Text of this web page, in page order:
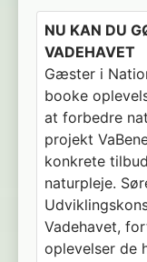
NU KAN DU
VADEHAVET
Gæster i
booke
at forbedre
projekt
konkrete
naturpleje.
Vadehavet,
oplevelser de